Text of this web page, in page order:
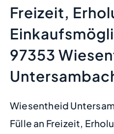
Freizeit,
97353
Wiesentheid
Fülle an Freizeit,